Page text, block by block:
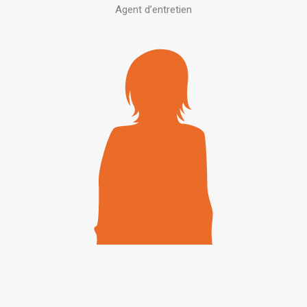
Agent d’entretien